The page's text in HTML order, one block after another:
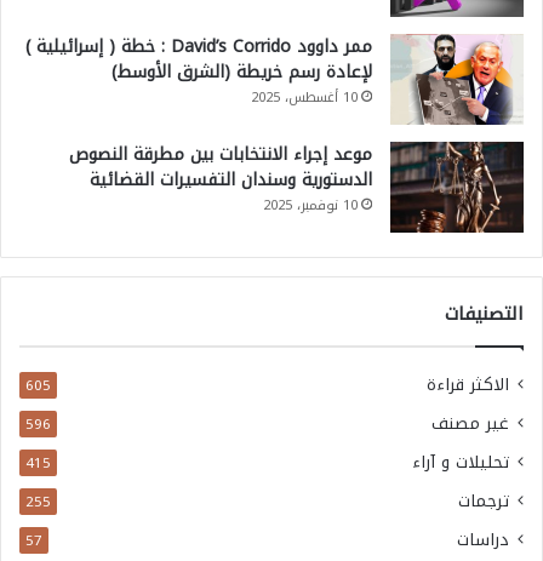
ممر داوود David’s Corrido : خطة ( إسرائيلية )
لإعادة رسم خريطة (الشرق الأوسط)
10 أغسطس، 2025
موعد إجراء الانتخابات بين مطرقة النصوص
الدستورية وسندان التفسيرات القضائية
10 نوفمبر، 2025
التصنيفات
الاكثر قراءة 605
غير مصنف 596
تحليلات و آراء 415
ترجمات 255
دراسات 57